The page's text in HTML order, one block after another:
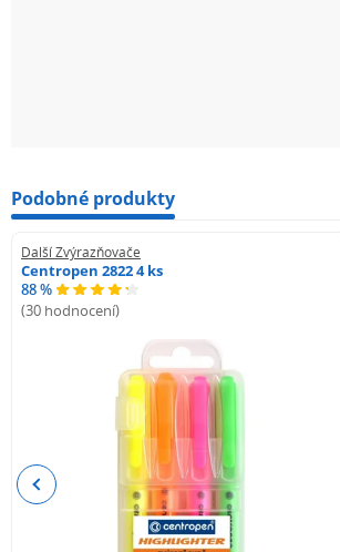
Podobné produkty
Další Zvýrazňovače
Centropen 2822 4 ks
88 %
(30 hodnocení)
Previous